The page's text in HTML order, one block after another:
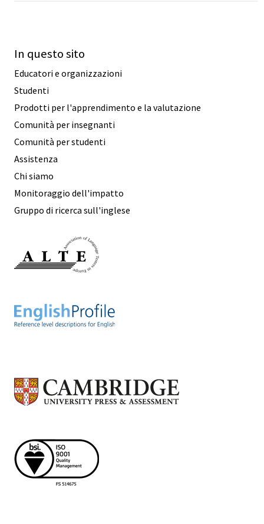
In questo sito
Educatori e organizzazioni
Studenti
Prodotti per l'apprendimento e la valutazione
Comunità per insegnanti
Comunità per studenti
Assistenza
Chi siamo
Monitoraggio dell'impatto
Gruppo di ricerca sull'inglese